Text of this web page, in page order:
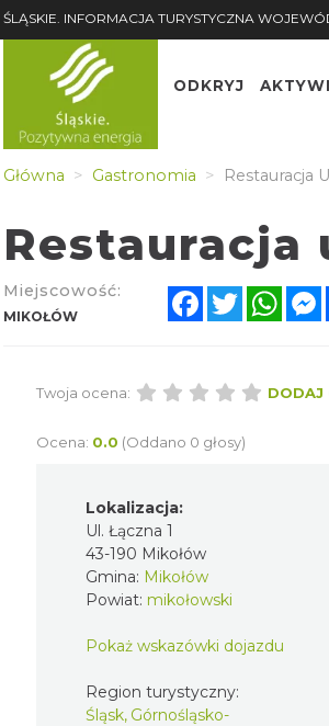
ŚLĄSKIE. INFORMACJA TURYSTYCZNA
ODKRYJ
Główna Gastronomia Restauracja
Restauracja
Miejscowość:
MIKOŁÓW
FacebookTwitter
Twoja ocena: DODAJ
Ocena: 0.0 (Oddano 0 głosy)
Lokalizacja:
Ul. Łączna 1
43-190 Mikołów
Gmina: Mikołów
Powiat: mikołowski
Pokaż wskazówki dojazdu
Region turystyczny:
Śląsk, Górnośląsko-